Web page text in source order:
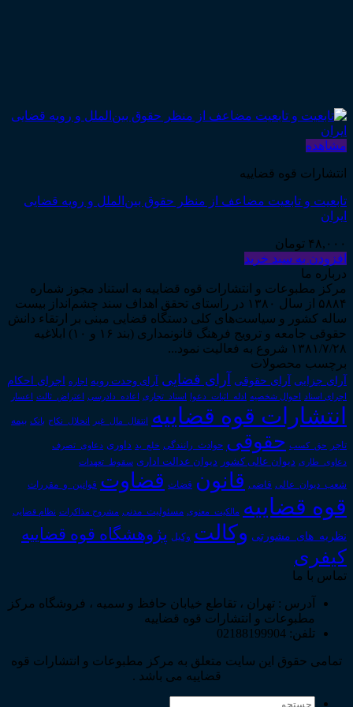
مشاهده
انتشارات قوه قضاییه
تابعیت و تابعیت مضاعف از منظر حقوق بین‌الملل و رویه قضایی
ایران
۴۸,۰۰۰ تومان
افزودن به سبد خرید
درباره ما
مرکز مطبوعات و انتشارات قوه قضاییه به استناد مجوز شماره
۵۸۸۴ از سال ۱۳۸۰ در راستای تحقق اهداف سند چشم‌انداز بیست
ساله کشور و سیاست‌های کلی دستگاه قضایی مبنی بر ارتقاء دانش
حقوقی جامعه و ترویج فرهنگ قانونمداری (بند ۱۶ و ۱۰) ابلاغیه
۱۳۸۱/۷/۲۸ شروع به فعالیت نمود...
برچسب محصولات
آرای جزایی آرای حقوقی آرای قضایی آرای وحدت رویه اجاره اجرای احکام
اجرای اسناد احوال شخصیه ادله_اثبات_دعوا اسناد_تجاری اعاده_دادرسی اعتراض_ثالث اعسار
انتشارات قوه قضاییه انتقال_مال_غیر انحلال_نکاح بانک بیمه
تاجر حق_کسب حقوقی حوادث_رانندگی خلع_ید داوری دعاوی_تصرف
دعاوی_طاری دیوان عالی کشور دیوان عدالت اداری سقوط_تعهدات
شعب_دیوان_عالی قاضی قانون قضات قضاوت قوانین_و_مقررات
قوه قضاییه مالکیت_معنوی مسئولیت_مدنی مشروح مذاکرات نظام قضایی
نظریه_های_مشورتی وکالت وکیل پژوهشگاه قوه قضاییه
کیفری
تماس با ما
آدرس : تهران ، تقاطع خیابان حافظ و سمیه ، فروشگاه مرکز
مطبوعات و انتشارات قوه قضاییه
تلفن: 02188199904
تمامی حقوق این سایت متعلق به مرکز مطبوعات و انتشارات قوه
قضاییه می باشد .
جستجو